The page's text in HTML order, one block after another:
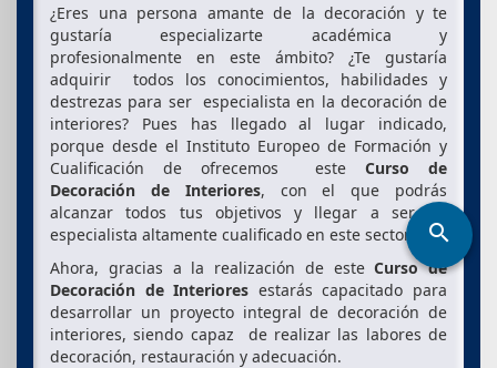
search
¿Eres una persona amante de la decoración y te
gustaría especializarte académica y
profesionalmente en este ámbito? ¿Te gustaría
adquirir todos los conocimientos, habilidades y
destrezas para ser especialista en la decoración de
interiores? Pues has llegado al lugar indicado,
porque desde el Instituto Europeo de Formación y
Cualificación de ofrecemos esteCurso de
Decoración de Interiores, con el que podrás
alcanzar todos tus objetivos y llegar a ser un
especialista altamente cualificado en este sector.
Ahora, gracias a la realización de esteCurso de
Decoración de Interiores estarás capacitado para
desarrollar un proyecto integral de decoración de
interiores, siendo capaz de realizar las labores de
decoración, restauración y adecuación.